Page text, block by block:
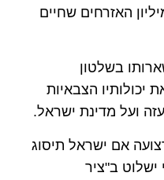
האזרחים שחיים
בשלטון
הצבאיות
ועל מדינת ישראל.
אם ישראל תיסוג
ב"ציר